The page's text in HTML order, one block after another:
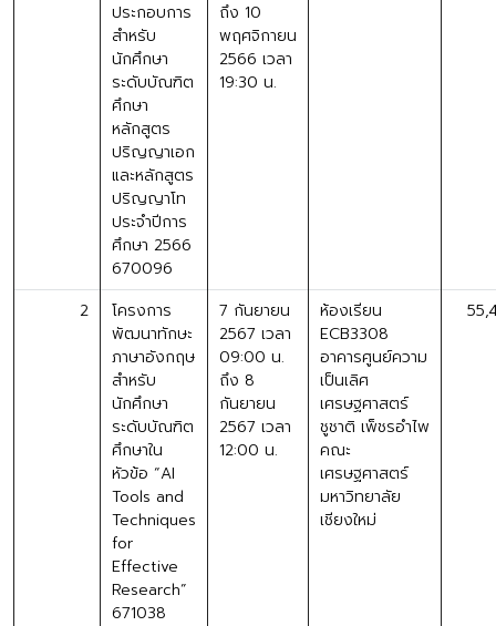
ประกอบการ
สำหรับ
นักศึกษา
ระดับบัณฑิต
ศึกษา
หลักสูตร
ปริญญาเอก
และหลักสูตร
ปริญญาโท
ประจำปีการ
ศึกษา 2566
670096
ถึง 10
พฤศจิกายน
2566 เวลา
19:30 น.
2
โครงการ
พัฒนาทักษะ
ภาษาอังกฤษ
สำหรับ
นักศึกษา
ระดับบัณฑิต
ศึกษาใน
หัวข้อ “AI
Tools and
Techniques
for
Effective
Research”
671038
7 กันยายน
2567 เวลา
09:00 น.
ถึง 8
กันยายน
2567 เวลา
12:00 น.
ห้องเรียน
ECB3308
อาคารศูนย์ความ
เป็นเลิศ
เศรษฐศาสตร์
ชูชาติ เพ็ชรอำไพ
คณะ
เศรษฐศาสตร์
มหาวิทยาลัย
เชียงใหม่